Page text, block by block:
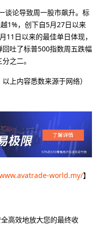
谈论导致周一股市飙升。标
1%，创下自5月27日以来
11日以来的最佳单日体现，
吐了标普500指数周五跌幅
之二。
上内容悉数来源于网络）
world.my/】
高效地放大您的最终收